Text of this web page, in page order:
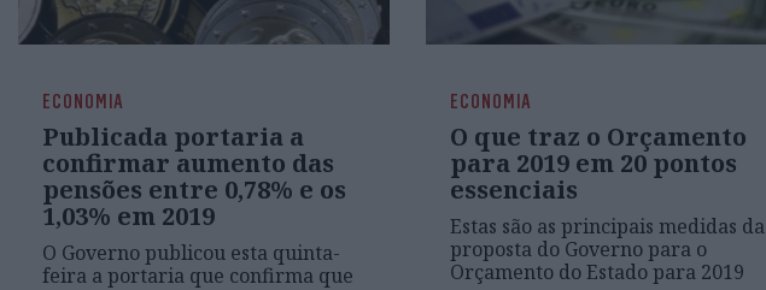
ECONOMIA
Publicada portaria a
confirmar aumento das
pensões entre 0,78% e os
1,03% em 2019
O Governo publicou esta quinta-
feira a portaria que confirma que
ECONOMIA
O que traz o Orçamento
para 2019 em 20 pontos
essenciais
Estas são as principais medidas da
proposta do Governo para o
Orçamento do Estado para 2019